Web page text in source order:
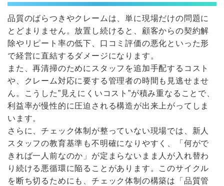
品質のばらつきやクレームは、単に現場だけの問題に
とどまりません。放置し続けると、顧客からの契約解
除やリピート率の低下、口コミ評価の悪化といった形
で経営に直結するダメージになります。
また、再清掃のためにスタッフを追加手配するコスト
や、クレーム対応に要する管理者の時間も見逃せませ
ん。こうした”見えにくいコスト”が積み重なることで、
利益率が慢性的に圧迫される構造が出来上がってしま
います。
さらに、チェック体制が整っていない現場では、新人
スタッフの教育基準も不明確になりやすく、「何がで
きれば一人前なのか」が定まらないまま人が入れ替わ
り続ける悪循環に陥ることがあります。このサイクル
を断ち切るためにも、チェック体制の構築は「品質管